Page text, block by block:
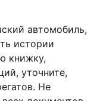
автомобиль,
истории
книжку,
уточните,
Не